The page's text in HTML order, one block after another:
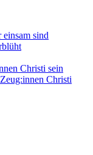
sind
Christi sein
Christi